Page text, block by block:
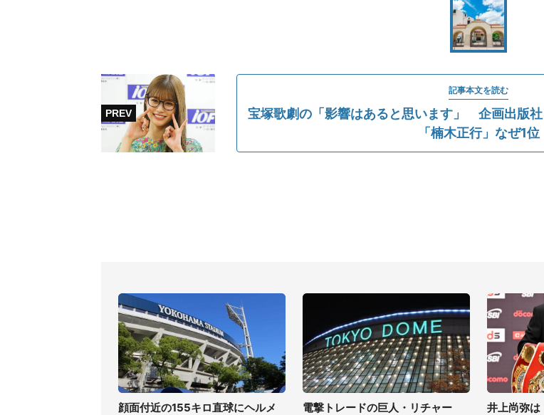
記事本文を読む
宝塚歌劇の「影響はあると思います」 企画出版
「楠木正行」なぜ1位
顔面付近の155キロ直球にヘルメ
電撃トレードの巨人・リチャー
井上尚弥は